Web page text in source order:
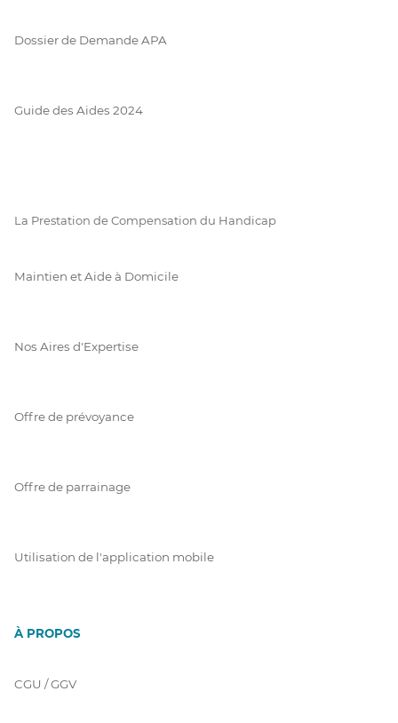
Dossier de Demande APA
Guide des Aides 2024
La Prestation de Compensation du Handicap
Maintien et Aide à Domicile
Nos Aires d'Expertise
Offre de prévoyance
Offre de parrainage
Utilisation de l'application mobile
À PROPOS
CGU / GGV